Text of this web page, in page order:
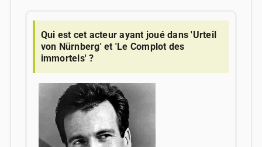
Qui est cet acteur ayant joué dans 'Urteil
von Nürnberg' et 'Le Complot des
immortels' ?